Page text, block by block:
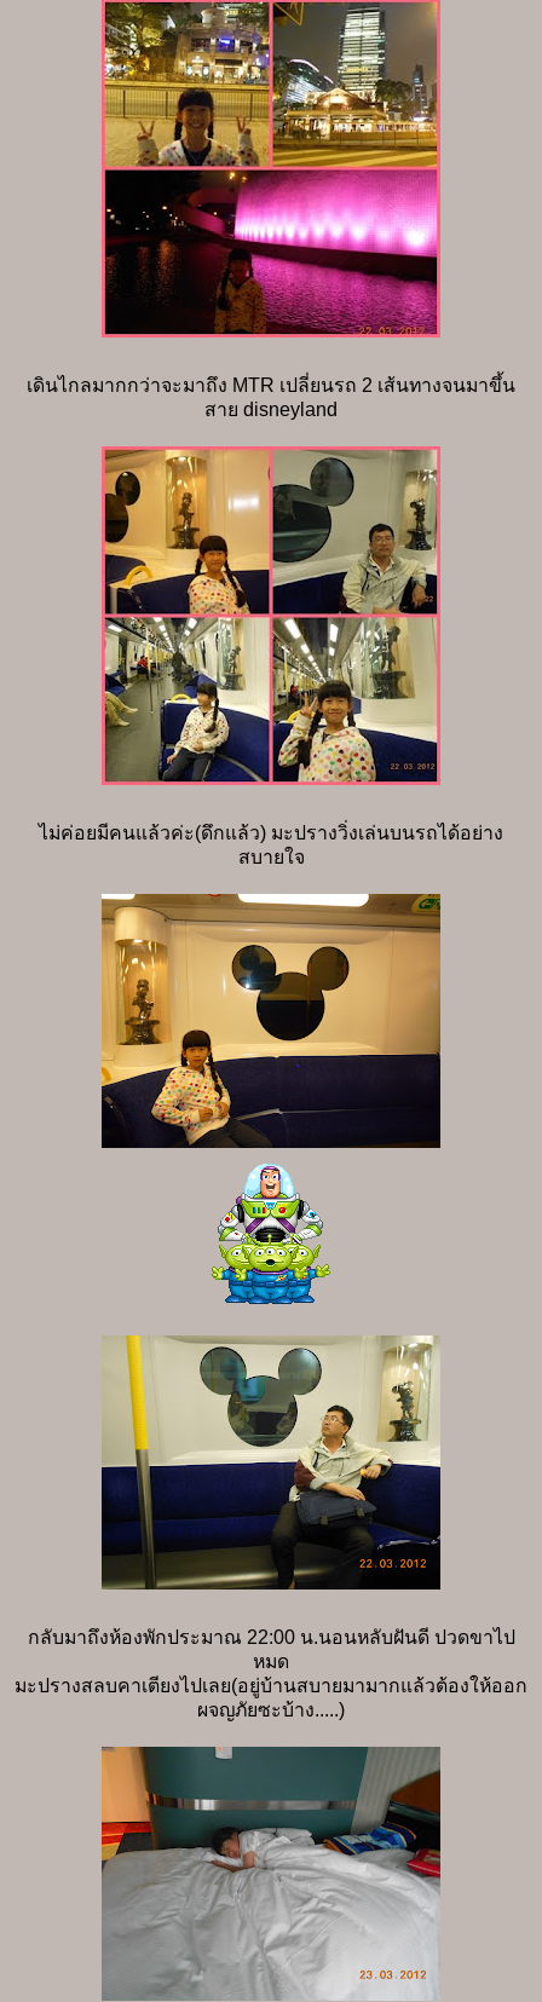
เดินไกลมากกว่าจะมาถึง MTR เปลี่ยนรถ 2 เส้นทางจนมาขึ้น
สาย disneyland
ไม่ค่อยมีคนแล้วค่ะ(ดึกแล้ว) มะปรางวิ่งเล่นบนรถได้อย่าง
สบายใจ
กลับมาถึงห้องพักประมาณ 22:00 น.นอนหลับฝันดี ปวดขาไป
หมด
มะปรางสลบคาเตียงไปเลย(อยู่บ้านสบายมามากแล้วต้องให้ออก
ผจญภัยซะบ้าง.....)